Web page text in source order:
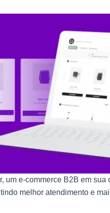
um e-commerce B2B em
melhor atendimento e